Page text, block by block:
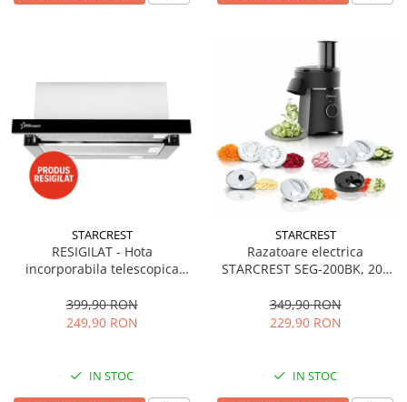
STARCREST
RESIGILAT - Hota
incorporabila telescopica
Putere de absorbtie 550 m3/h,
1 Motor, 2 Trepte putere, 60
399,90 RON
249,90 RON
IN STOC
STARCREST
Razatoare electrica
STARCREST SEG-200BK, 200
349,90 RON
229,90 RON
IN STOC